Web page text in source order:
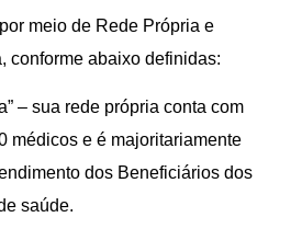
meio de Rede Própria e
conforme abaixo definidas:
– sua rede própria conta com
médicos e é majoritariamente
dos Beneficiários dos
saúde.